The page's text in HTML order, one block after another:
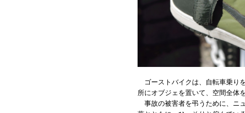
ゴーストバイクは、自転車乗り
所にオブジェを置いて、空間全体
事故の被害者を弔うために、ニ